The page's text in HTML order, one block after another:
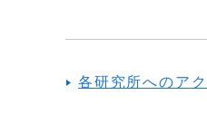
各研究所へのア